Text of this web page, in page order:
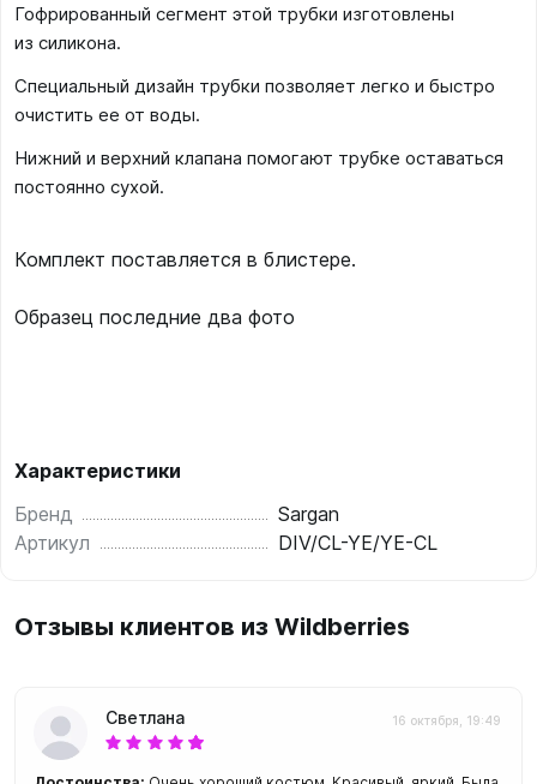
Гофрированный сегмент этой трубки изготовлены
из силикона.
Специальный дизайн трубки позволяет легко и быстро
очистить ее от воды.
Нижний и верхний клапана помогают трубке оставаться
постоянно сухой.
Комплект поставляется в блистере.
Образец последние два фото
Характеристики
Бренд
Sargan
Артикул
DIV/CL-YE/YE-CL
Отзывы клиентов из Wildberries
Светлана 16 октября, 19:49